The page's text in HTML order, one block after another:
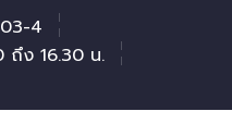
4
ถึง 16.30 น.